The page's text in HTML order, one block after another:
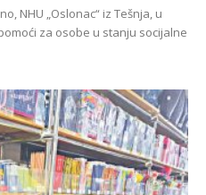
NHU „Oslonac“ iz Tešnja, u
za osobe u stanju socijalne